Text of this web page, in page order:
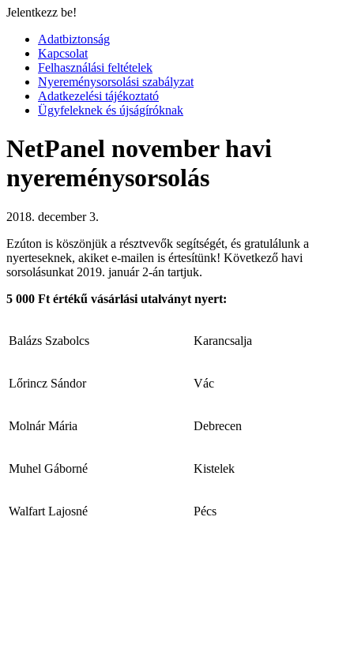
Jelentkezz be!
Adatbiztonság
Kapcsolat
Felhasználási feltételek
Nyereménysorsolási szabályzat
Adatkezelési tájékoztató
Ügyfeleknek és újságíróknak
NetPanel november havi
nyereménysorsolás
2018. december 3.
Ezúton is köszönjük a résztvevők segítségét, és gratulálunk a
nyerteseknek, akiket e-mailen is értesítünk! Következő havi
sorsolásunkat 2019. január 2-án tartjuk.
5 000 Ft értékű vásárlási utalványt nyert:
Balázs Szabolcs Karancsalja
Lőrincz Sándor Vác
Molnár Mária Debrecen
Muhel Gáborné Kistelek
Walfart Lajosné Pécs